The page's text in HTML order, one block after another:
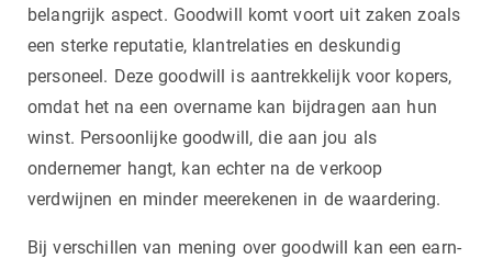
belangrijk aspect. Goodwill komt voort uit zaken zoals
een sterke reputatie, klantrelaties en deskundig
personeel. Deze goodwill is aantrekkelijk voor kopers,
omdat het na een overname kan bijdragen aan hun
winst. Persoonlijke goodwill, die aan jou als
ondernemer hangt, kan echter na de verkoop
verdwijnen en minder meerekenen in de waardering.
Bij verschillen van mening over goodwill kan een earn-